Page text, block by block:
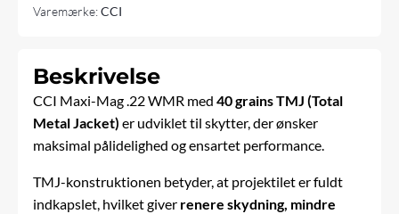
Varemærke:CCI
Beskrivelse
CCI Maxi-Mag .22 WMR med40 grains TMJ (Total
Metal Jacket) er udviklet til skytter, der ønsker
maksimal pålidelighed og ensartet performance.
TMJ-konstruktionen betyder, at projektilet er fuldt
indkapslet, hvilket giver renere skydning, mindre